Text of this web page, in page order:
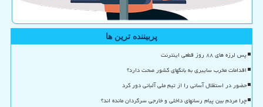
پربیننده ترین ها
پس لرزه های ۸۸ روز قطعی اینترنت
اقدامات مخرب سایبری به بانکهای کشور صحت دارد؟
حضور در استقلال آسانی را از تیم ملی آلبانی دور کرد
چرا مردم بین پیام رسانهای داخلی و خارجی سرگردان مانده اند؟